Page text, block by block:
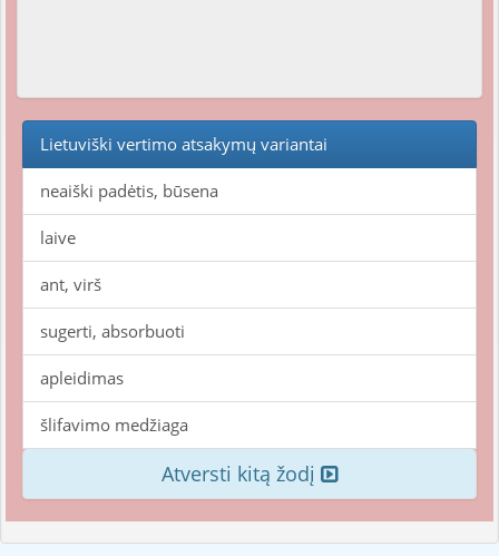
Lietuviški vertimo atsakymų variantai
neaiški padėtis, būsena
laive
ant, virš
sugerti, absorbuoti
apleidimas
šlifavimo medžiaga
Atversti kitą žodį